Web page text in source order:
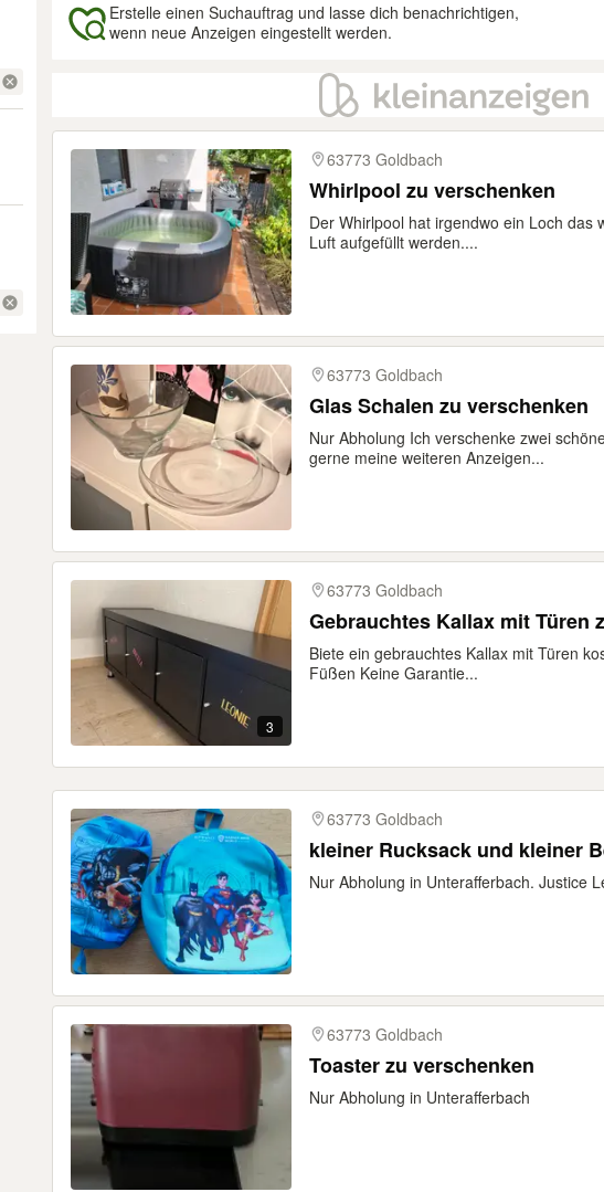
Erstelle einen Suchauftrag und lasse dich benachrichtigen,
wenn neue Anzeigen eingestellt werden.
Ergebnisse
63773 Goldbach
Whirlpool zu verschenken
Der Whirlpool hat irgendwo ein Loch das
Luft aufgefüllt werden....
63773 Goldbach
Glas Schalen zu verschenken
Nur Abholung Ich verschenke zwei
gerne meine weiteren Anzeigen...
3
63773 Goldbach
Gebrauchtes Kallax mit Türen
Biete ein gebrauchtes Kallax mit Türen
Füßen Keine Garantie...
63773 Goldbach
kleiner Rucksack und kleiner
Nur Abholung in Unterafferbach. Justice
63773 Goldbach
Toaster zu verschenken
Nur Abholung in Unterafferbach